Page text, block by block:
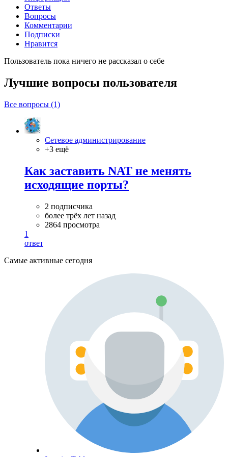
Ответы
Вопросы
Комментарии
Подписки
Нравится
Пользователь пока ничего не рассказал о себе
Лучшие вопросы пользователя
Все вопросы (1)
Сетевое администрирование
+3 ещё
Как заставить NAT не менять
исходящие порты?
2 подписчика
более трёх лет назад
2864 просмотра
1
ответ
Самые активные сегодня